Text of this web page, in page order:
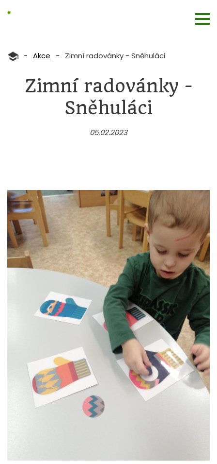
- Akce - Zimní radovánky - Sněhuláci
Zimní radovánky -
Sněhuláci
05.02.2023